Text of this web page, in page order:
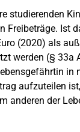
studierenden
Freibeträge. Ist
(2020) als
werden (§ 33a
aufzuteilen
anderen der